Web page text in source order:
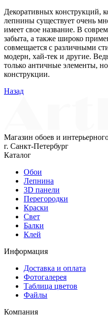
Декоративных конструкций,
лепнины существует очень
имеет свое название. В
забыта, а также широко
совмещается с различными
модерн, хай-тек и другие.
только античные элементы,
конструкции.
Назад
Магазин обоев и
г. Санкт-Петербург
Каталог
Обои
Лепнина
3D панели
Перегородки
Краски
Свет
Балки
Клей
Информация
Доставка и оплата
Фотогалерея
Таблица цветов
Файлы
Компания